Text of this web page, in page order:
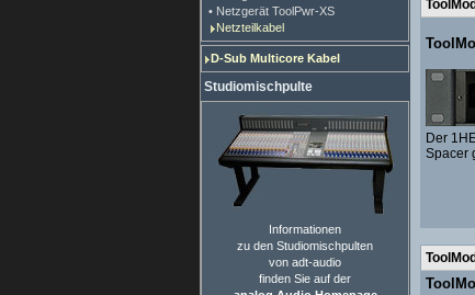
• Netzgerät ToolPwr-XS
Netzteilkabel
D-Sub Multicore Kabel
Studiomischpulte
Informationen
zu den Studiomischpulten
von adt-audio
finden Sie auf der
Der
Spacer